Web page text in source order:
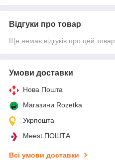
Відгуки про товар
Ще немає відгуків про цей товар
Умови доставки
Нова Пошта
Магазини Rozetka
Укрпошта
Meest ПОШТА
Всі умови доставки